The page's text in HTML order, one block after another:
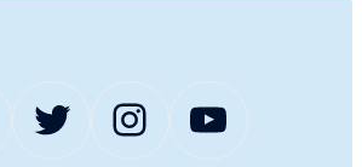
TwitterInstagram